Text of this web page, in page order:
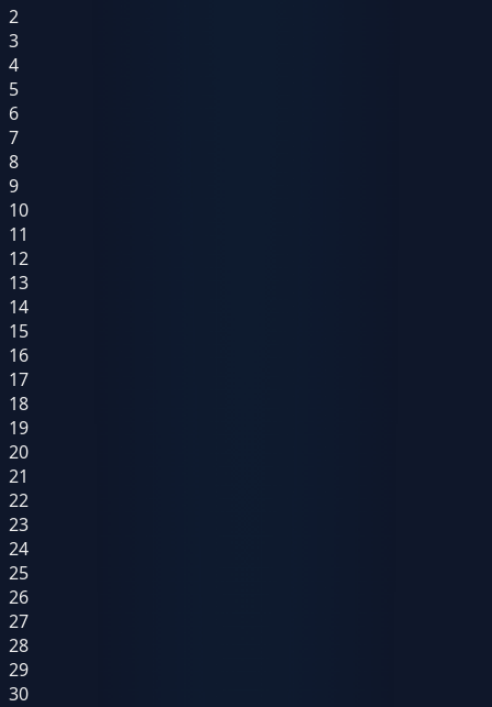
2
3
4
5
6
7
8
9
10
11
12
13
14
15
16
17
18
19
20
21
22
23
24
25
26
27
28
29
30